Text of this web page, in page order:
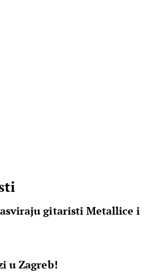
gitaristi Metallice i
u Zagreb!